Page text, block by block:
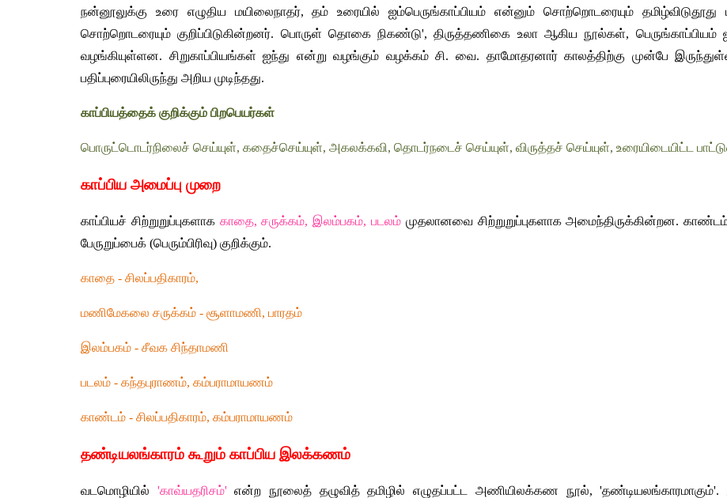
நன்னூலுக்கு உரை எழுதிய மயிலைநாதர், தம் உரையில் ஐம்பெருங்காப்பியம் என்னும் சொற்றொடரையும் தமிழ்விடுதூது
சொற்றொடரையும் குறிப்பிடுகின்றனர். பொருள் தொகை நிகண்டு', திருத்தணிகை உலா ஆகிய நூல்கள், பெருங்காப்பியம்
வழங்கியுள்ளன. சிறுகாப்பியங்கள் ஐந்து என்று வழங்கும் வழக்கம் சி. வை. தாமோதரனார் காலத்திற்கு முன்பே
பதிப்புரையிலிருந்து அறிய முடிந்தது.
காப்பியத்தைக் குறிக்கும் பிறபெயர்கள்
பொருட்டொடர்நிலைச் செய்யுள், கதைச்செய்யுள், அகலக்கவி, தொடர்நடைச் செய்யுள், விருத்தச் செய்யுள், உரையிடையிட்ட
காப்பிய அமைப்பு முறை
காப்பியச் சிற்றுறுப்புகளாக காதை, சருக்கம், இலம்பகம், படலம் முதலானவை சிற்றுறுப்புகளாக அமைந்திருக்கின்றன.
பேருறுப்பைக் (பெரும்பிரிவு) குறிக்கும்.
காதை - சிலப்பதிகாரம்,
மணிமேகலை சருக்கம் - சூளாமணி, பாரதம்
இலம்பகம் - சீவக சிந்தாமணி
படலம் - கந்தபுராணம், கம்பராமாயணம்
காண்டம் - சிலப்பதிகாரம், கம்பராமாயணம்
தண்டியலங்காரம் கூறும் காப்பிய இலக்கணம்
வடமொழியில் 'காவ்யதரிசம்' என்ற நூலைத் தழுவித் தமிழில் எழுதப்பட்ட அணியிலக்கண நூல், 'தண்டியலங்காரமாகும்'.